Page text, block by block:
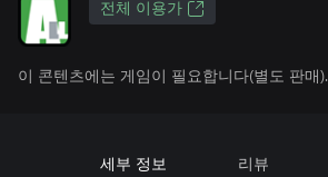
전체 이용가
이 콘텐츠에는 게임이 필요합니다(별도 판매).
세부 정보 리뷰